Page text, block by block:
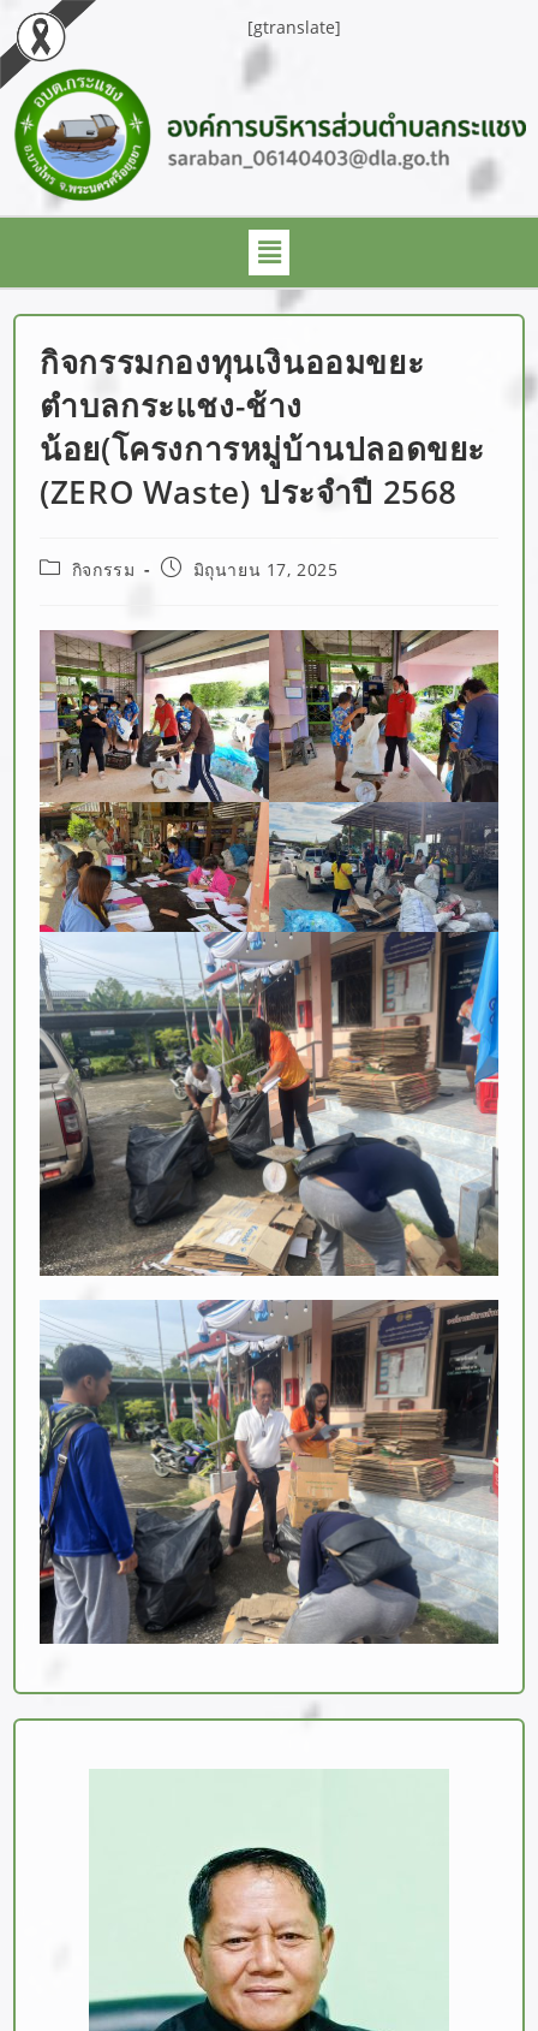
[gtranslate]
กิจกรรมกองทุนเงินออมขยะ
ตำบลกระแชง-ช้าง
น้อย(โครงการหมู่บ้านปลอดขยะ
(ZERO Waste) ประจำปี 2568
กิจกรรม มิถุนายน 17, 2025